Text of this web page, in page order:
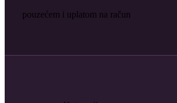
pouzećem i uplatom na račun